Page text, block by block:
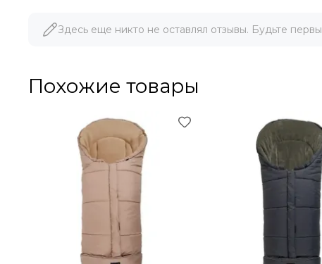
Здесь еще никто не оставлял отзывы. Будьте
Похожие товары